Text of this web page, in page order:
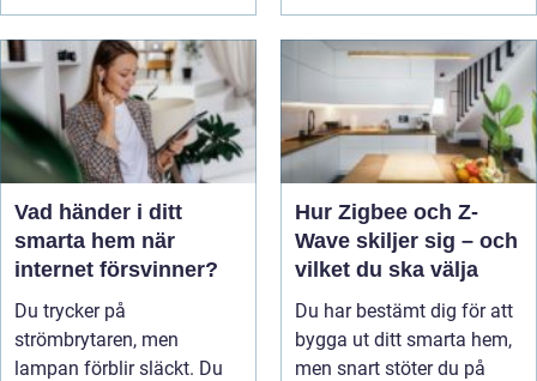
Vad händer i ditt
smarta hem när
internet försvinner?
Du trycker på
strömbrytaren, men
lampan förblir släckt. Du
Hur Zigbee och Z-
Wave skiljer sig – och
vilket du ska välja
Du har bestämt dig för att
bygga ut ditt smarta hem,
men snart stöter du på